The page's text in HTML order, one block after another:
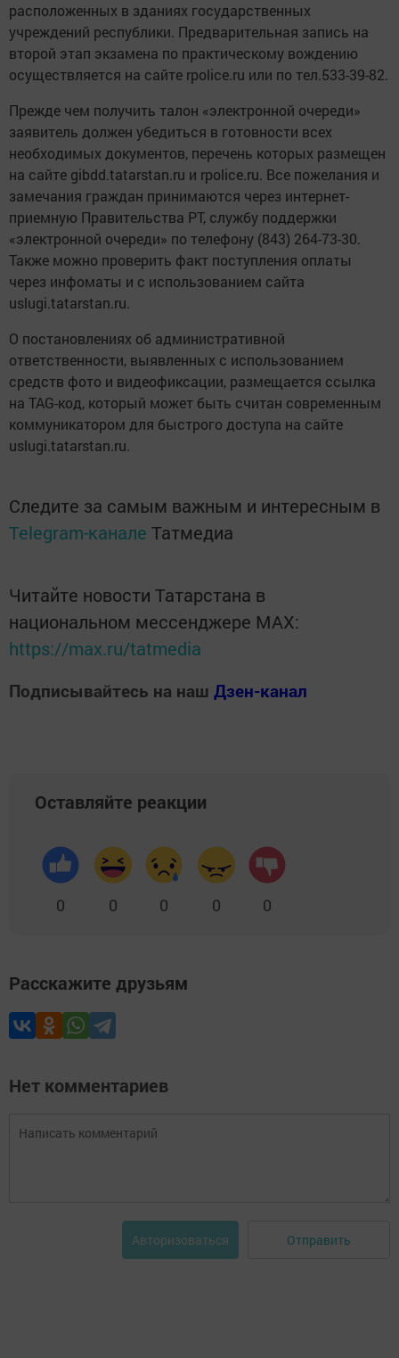
расположенных в зданиях государственных
учреждений республики. Предварительная запись на
второй этап экзамена по практическому вождению
осуществляется на сайте rpolice.ru или по тел.533-39-82.
Прежде чем получить талон «электронной очереди»
заявитель должен убедиться в готовности всех
необходимых документов, перечень которых размещен
на сайте gibdd.tatarstan.ru и rpolice.ru. Все пожелания и
замечания граждан принимаются через интернет-
приемную Правительства РТ, службу поддержки
«электронной очереди» по телефону (843) 264-73-30.
Также можно проверить факт поступления оплаты
через инфоматы и с использованием сайта
uslugi.tatarstan.ru.
О постановлениях об административной
ответственности, выявленных с использованием
средств фото и видеофиксации, размещается ссылка
на TAG-код, который может быть считан современным
коммуникатором для быстрого доступа на сайте
uslugi.tatarstan.ru.
Следите за самым важным и интересным в
Telegram-канале Татмедиа
Читайте новости Татарстана в
национальном мессенджере MАХ:
https://max.ru/tatmedia
Подписывайтесь на наш Дзен-канал
Оставляйте реакции
0 0 0 0 0
Расскажите друзьям
Нет комментариев
Авторизоваться Отправить